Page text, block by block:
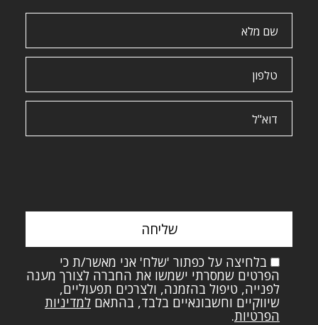
טלפון
this
field
empty.
בלחיצה על כפתור 'שלח' אני מאשר/ת כי
הפרטים שמסרתי ישמשו את החברה לצורך מענה
לפנייה, טיפול בהזמנה, ולצרכים תפעוליים,
שיווקיים וחשבונאיים בלבד, בהתאם למדיניות
הפרטיות.